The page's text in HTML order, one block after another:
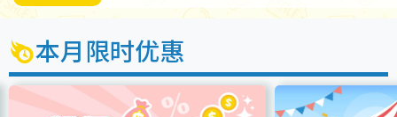
本月限时优惠